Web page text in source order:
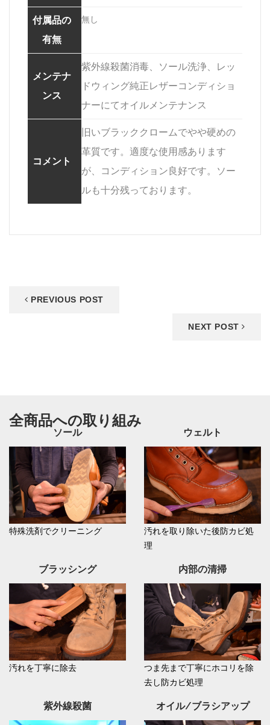
付属品の
有無
無し
メンテナ
ンス
紫外線殺菌消毒、ソール洗浄、レッ
ドウィング純正レザーコンディショ
ナーにてオイルメンテナンス
コメント
旧いブラッククロームでやや硬めの
革質です。適度な使用感あります
が、コンディション良好です。ソー
ルも十分残っております。
PREVIOUS POST
NEXT POST
全商品への取り組み
ソール
特殊洗剤でクリーニング
ウェルト
汚れを取り除いた後防カビ処
理
ブラッシング
汚れを丁寧に除去
内部の清掃
つま先まで丁寧にホコリを除
去し防カビ処理
紫外線殺菌 オイル/ブラシアップ